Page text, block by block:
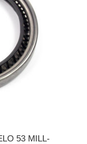
53 MILL-